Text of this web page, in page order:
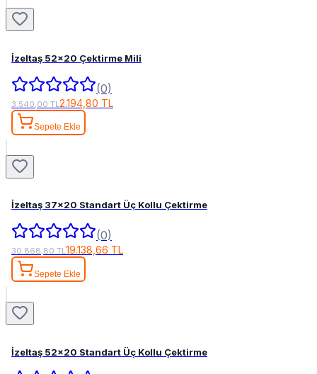
İzeltaş 52x20 Çektirme Mili
(0)
3.540,00 TL2.194,80 TL
Sepete Ekle
İzeltaş 37x20 Standart Üç Kollu Çektirme
(0)
30.868,80 TL19.138,66 TL
Sepete Ekle
İzeltaş 52x20 Standart Üç Kollu Çektirme